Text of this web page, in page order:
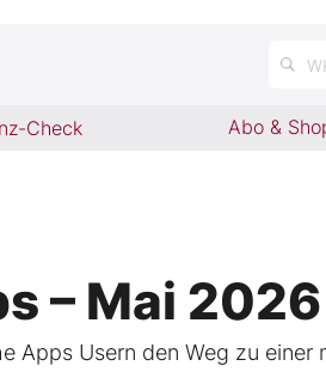
Check Abo &
– Mai 2026
Apps Usern den Weg zu